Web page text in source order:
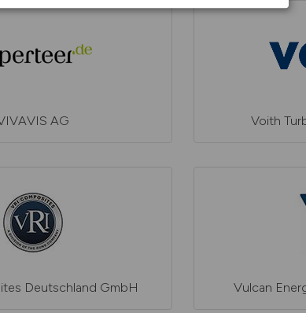
AG Voith
Deutschland GmbH Vulcan